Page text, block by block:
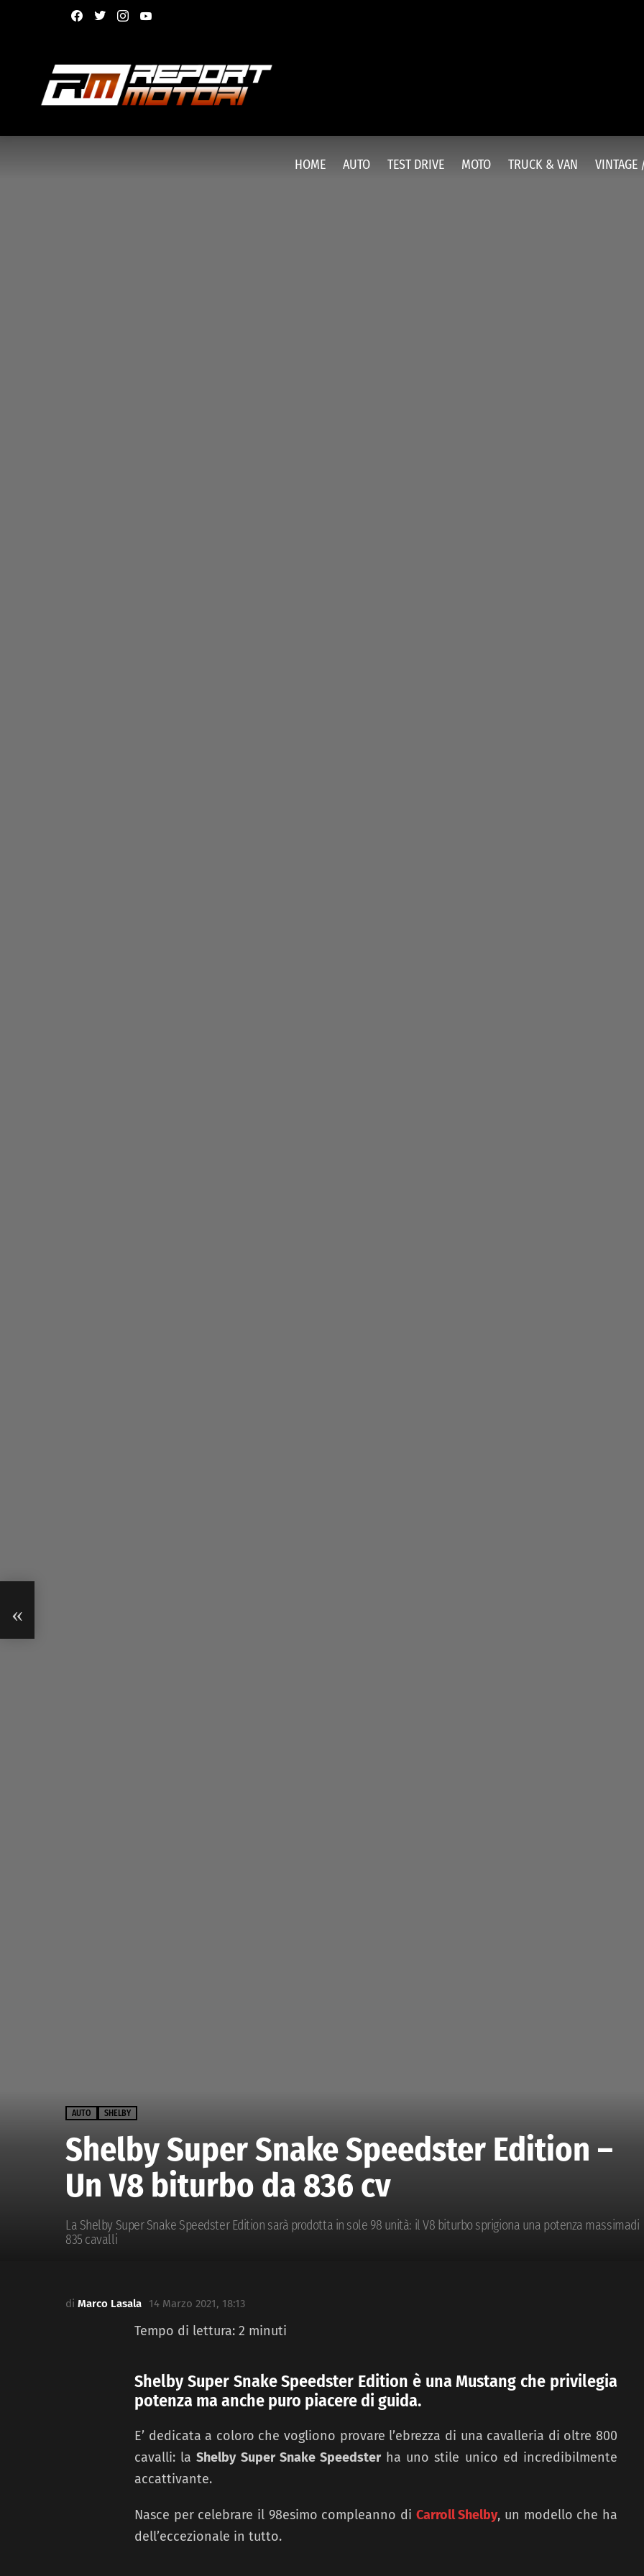
facebooktwitterinstagram
HOME AUTO TEST DRIVE MOTO TRUCK & VAN VINTAGE
AUTO SHELBY
Shelby Super Snake Speedster Edition –
Un V8 biturbo da 836 cv
La Shelby Super Snake Speedster Edition sarà prodotta in sole 98 unità: il V8 biturbo sprigiona una potenza massimadi
835 cavalli
di Marco Lasala 14 Marzo 2021, 18:13
Tempo di lettura: 2 minuti
Shelby Super Snake Speedster Edition è una Mustang che privilegia
potenza ma anche puro piacere di guida.
E’ dedicata a coloro che vogliono provare l’ebrezza di una cavalleria di oltre 800
cavalli: laShelby Super Snake Speedsterha uno stile unico ed incredibilmente
accattivante.
Nasce per celebrare il 98esimo compleanno di Carroll Shelby, un modello che ha
dell’eccezionale in tutto.